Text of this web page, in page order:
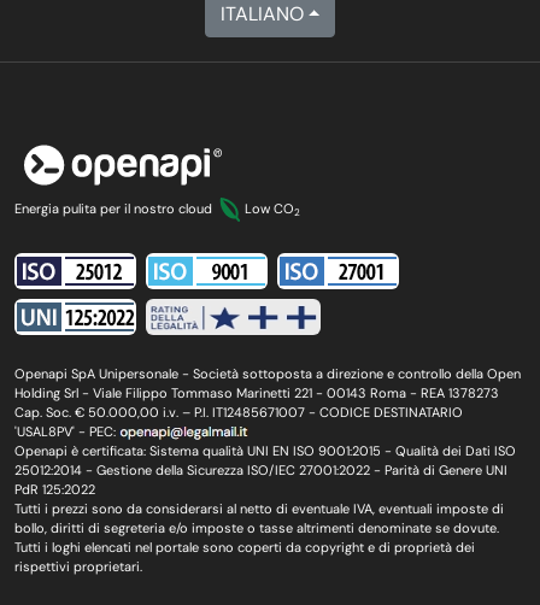
ITALIANO
Energia pulita per il nostro cloud Low CO2
Openapi SpA Unipersonale - Società sottoposta a direzione e controllo della Open
Holding Srl - Viale Filippo Tommaso Marinetti 221 - 00143 Roma - REA 1378273
Cap. Soc. € 50.000,00 i.v. – P.I. IT12485671007 - CODICE DESTINATARIO
'USAL8PV' - PEC:
Openapi è certificata: Sistema qualità UNI EN ISO 9001:2015 - Qualità dei Dati ISO
25012:2014 - Gestione della Sicurezza ISO/IEC 27001:2022 - Parità di Genere UNI
PdR 125:2022
Tutti i prezzi sono da considerarsi al netto di eventuale IVA, eventuali imposte di
bollo, diritti di segreteria e/o imposte o tasse altrimenti denominate se dovute.
Tutti i loghi elencati nel portale sono coperti da copyright e di proprietà dei
rispettivi proprietari.